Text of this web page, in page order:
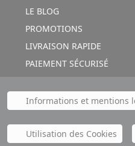
LE BLOG
PROMOTIONS
LIVRAISON RAPIDE
PAIEMENT SÉCURISÉ
Informations et mentions
Utilisation des Cookies